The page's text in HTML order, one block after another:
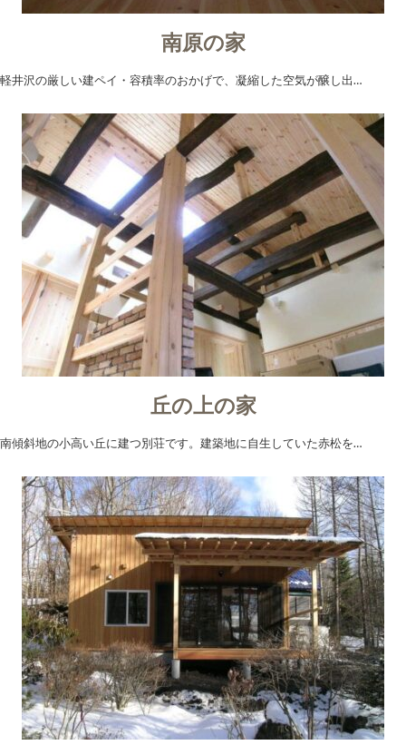
南原の家
軽井沢の厳しい建ペイ・容積率のおかげで、凝縮した空気が醸し出…
丘の上の家
南傾斜地の小高い丘に建つ別荘です。建築地に自生していた赤松を…